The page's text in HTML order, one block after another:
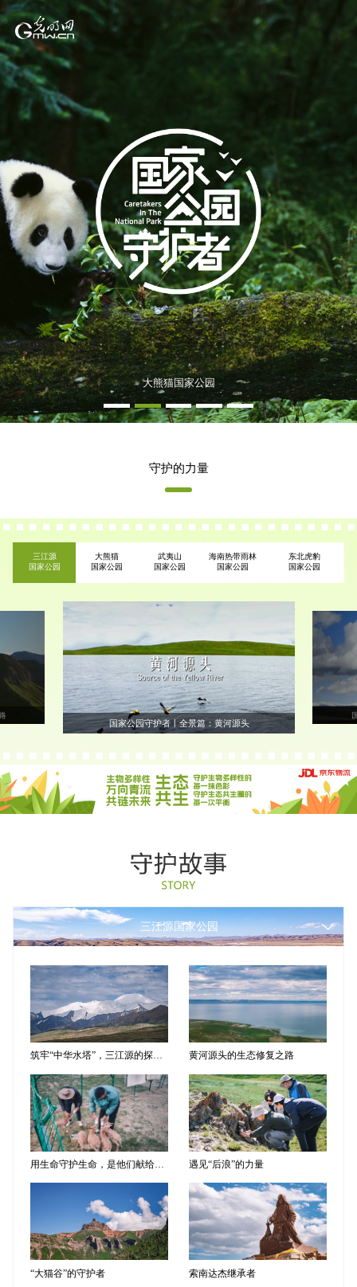
大熊猫国家公园
守护的力量
三江源
国家公园
大熊猫
国家公园
武夷山
国家公园
海南热带雨林
国家公园
东北虎豹
国家公园
国家公园守护者丨全景篇：黄河源头
三江源国家公园
筑牢“中华水塔”，三江源的探索之路 黄河源头的生态修复之路
用生命守护生命，是他们献给可可西里的一封浪漫情书 遇见“后浪”的力量
“大猫谷”的守护者 索南达杰继承者